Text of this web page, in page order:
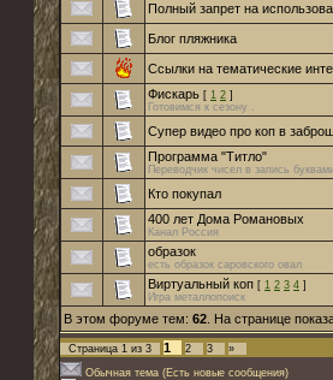
Полный запрет на
Блог пляжника
Ссылки на тематические
Фискарь [ 1 2 ]
Готовимся к сезону .
Супер видео про коп в
Программа "Титло"
Переводчик чисел в запись
Кто покупал
400 лет Дома Романовых
Канал Россия
образок
есть образок саровского овал
Виртуальный коп [ 1 2 3 4 ]
Игра металлопоиск
В этом форуме тем: 62 . На странице
Страница 1 из 3 1 2 3
»
Обычная тема (Есть новые сообщения)